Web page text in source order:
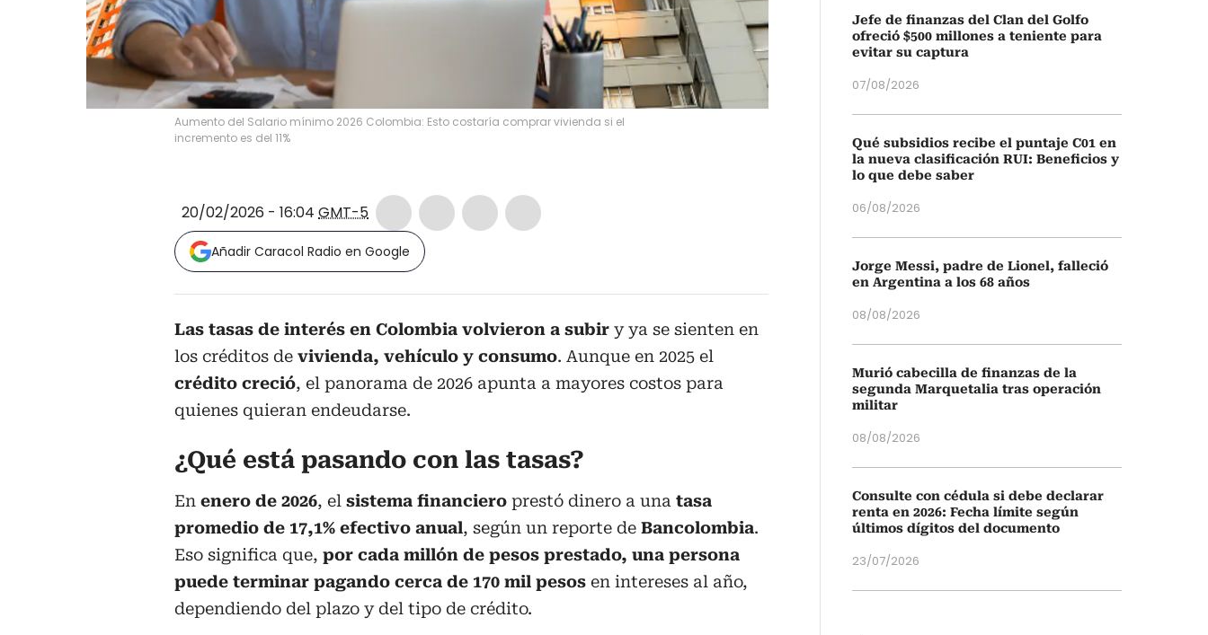
Aumento del Salario mínimo 2026 Colombia: Esto costaría comprar vivienda si el
incremento es del 11%
20/02/2026 - 16:04 GMT-5
Añadir Caracol Radio en Google
Las tasas de interés en Colombia volvieron a subir y ya se sienten en
los créditos de vivienda, vehículo y consumo. Aunque en 2025 el
crédito creció, el panorama de 2026 apunta a mayores costos para
quienes quieran endeudarse.
¿Qué está pasando con las tasas?
En enero de 2026, el sistema financiero prestó dinero a una tasa
promedio de 17,1% efectivo anual, según un reporte de Bancolombia.
Eso significa que, por cada millón de pesos prestado, una persona
puede terminar pagando cerca de 170 mil pesos en intereses al año,
dependiendo del plazo y del tipo de crédito.
Jefe de finanzas del Clan del Golfo
ofreció $500 millones a teniente para
evitar su captura
07/08/2026
Qué subsidios recibe el puntaje C01 en
la nueva clasificación RUI: Beneficios y
lo que debe saber
06/08/2026
Jorge Messi, padre de Lionel, falleció
en Argentina a los 68 años
08/08/2026
Murió cabecilla de finanzas de la
segunda Marquetalia tras operación
militar
08/08/2026
Consulte con cédula si debe declarar
renta en 2026: Fecha límite según
últimos dígitos del documento
23/07/2026